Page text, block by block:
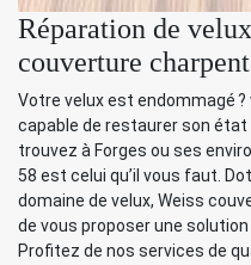
Réparation de
couverture
Votre velux est endommagé
capable de restaurer son état
trouvez à Forges ou ses
58 est celui qu’il vous faut.
domaine de velux, Weiss
de vous proposer une
Profitez de nos services de